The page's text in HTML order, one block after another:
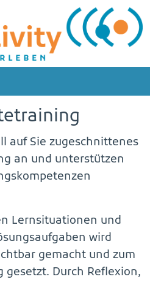
auf Sie zugeschnittenes
an und unterstützen
Lernsituationen und
wird
gemacht und zum
gesetzt. Durch Reflexion,